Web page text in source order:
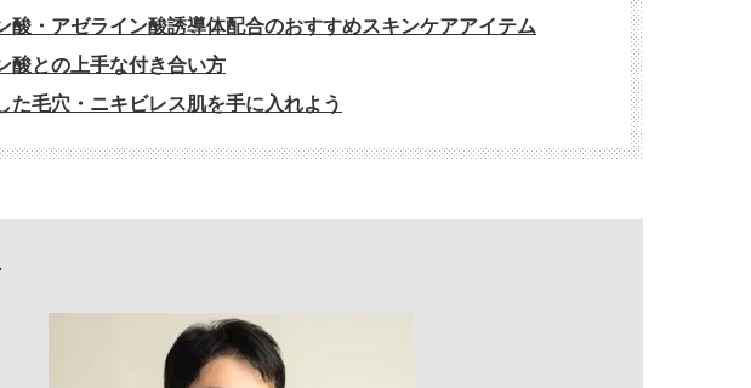
酸・アゼライン酸誘導体配合のおすすめスキンケアアイテム
酸との上手な付き合い方
た毛穴・ニキビレス肌を手に入れよう